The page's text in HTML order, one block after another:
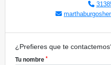
¿Prefieres que te
Tu nombre *